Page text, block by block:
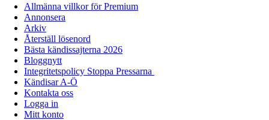
Allmänna villkor för Premium
Annonsera
Arkiv
Återställ lösenord
Bästa kändissajterna 2026
Bloggnytt
Integritetspolicy Stoppa Pressarna
Kändisar A-Ö
Kontakta oss
Logga in
Mitt konto